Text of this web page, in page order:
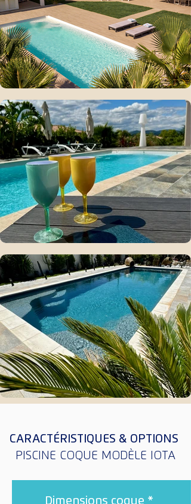
CARACTÉRISTIQUES & OPTIONS
PISCINE COQUE MODÈLE IOTA
Dimensions coque *